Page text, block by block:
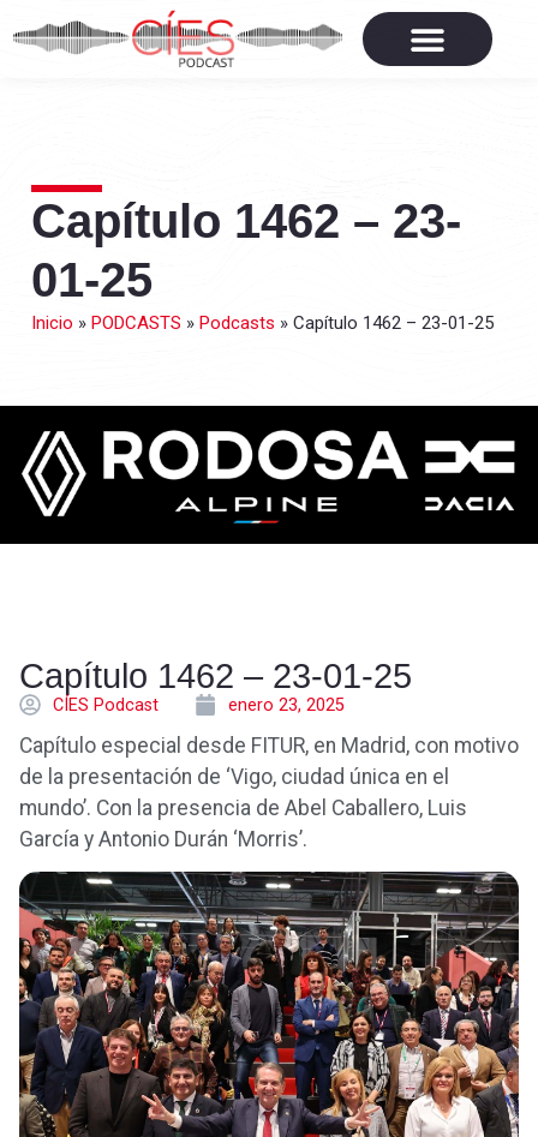
Capítulo 1462 – 23-
01-25
Inicio » PODCASTS » Podcasts » Capítulo 1462 – 23-01-25
Capítulo 1462 – 23-01-25
CÍES Podcast enero 23, 2025
Capítulo especial desde FITUR, en Madrid, con motivo
de la presentación de ‘Vigo, ciudad única en el
mundo’. Con la presencia de Abel Caballero, Luis
García y Antonio Durán ‘Morris’.